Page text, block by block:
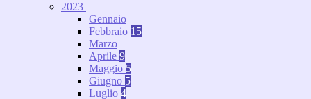
2023
Gennaio
Febbraio 15
Marzo
Aprile 9
Maggio 5
Giugno 5
Luglio 4